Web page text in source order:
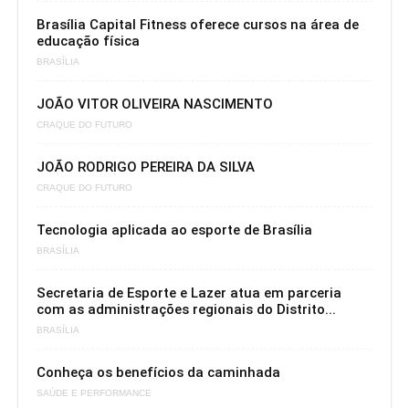
Brasília Capital Fitness oferece cursos na área de
educação física
BRASÍLIA
JOÃO VITOR OLIVEIRA NASCIMENTO
CRAQUE DO FUTURO
JOÃO RODRIGO PEREIRA DA SILVA
CRAQUE DO FUTURO
Tecnologia aplicada ao esporte de Brasília
BRASÍLIA
Secretaria de Esporte e Lazer atua em parceria
com as administrações regionais do Distrito...
BRASÍLIA
Conheça os benefícios da caminhada
SAÚDE E PERFORMANCE